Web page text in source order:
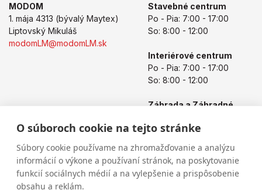
O súboroch cookie na tejto stránke
Súbory cookie používame na zhromažďovanie a analýzu
informácií o výkone a používaní stránok, na poskytovanie
funkcií sociálnych médií a na vylepšenie a prispôsobenie
obsahu a reklám.
MODOM
1. mája 4313 (bývalý Maytex)
Liptovský Mikuláš
modomLM@modomLM.sk
Stavebné centrum
Po - Pia: 7:00 - 17:00
So: 8:00 - 12:00
Interiérové centrum
Po - Pia: 7:00 - 17:00
So: 8:00 - 12:00
Záhrada a Záhradné
Po - Pia: 8:00 - 17:00
So: 8:00 - 12:00